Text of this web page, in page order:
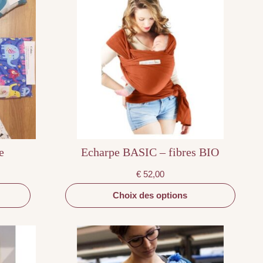
Echarpe BASIC – fibres BIO
€52,00
Choix des options
produit
a
plusieurs
variations.
Les
options
peuvent
être
choisies
sur
la
page
du
produit
Ce
produit
a
plusieurs